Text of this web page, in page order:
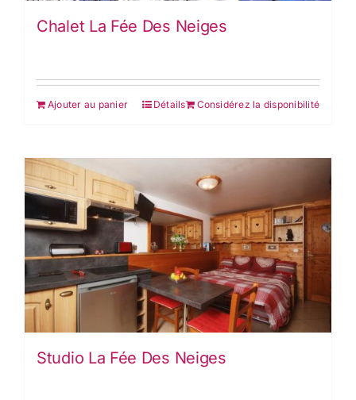
Chalet La Fée Des Neiges
Ajouter au panier Considérez la disponibilité
Détails
Studio La Fée Des Neiges